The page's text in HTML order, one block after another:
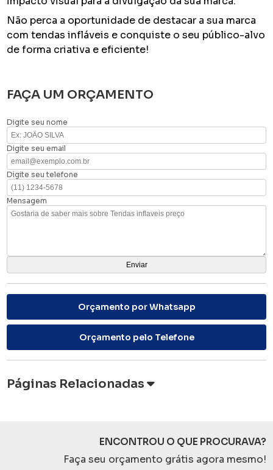
Não perca a oportunidade de destacar a sua marca
com tendas infláveis e conquiste o seu público-alvo
de forma criativa e eficiente!
FAÇA UM ORÇAMENTO
Digite seu nome
Digite seu email
Digite seu telefone
Mensagem
Orçamento por Whatsapp
Orçamento pelo Telefone
Páginas Relacionadas
ENCONTROU O QUE PROCURAVA?
Faça seu orçamento grátis agora mesmo!